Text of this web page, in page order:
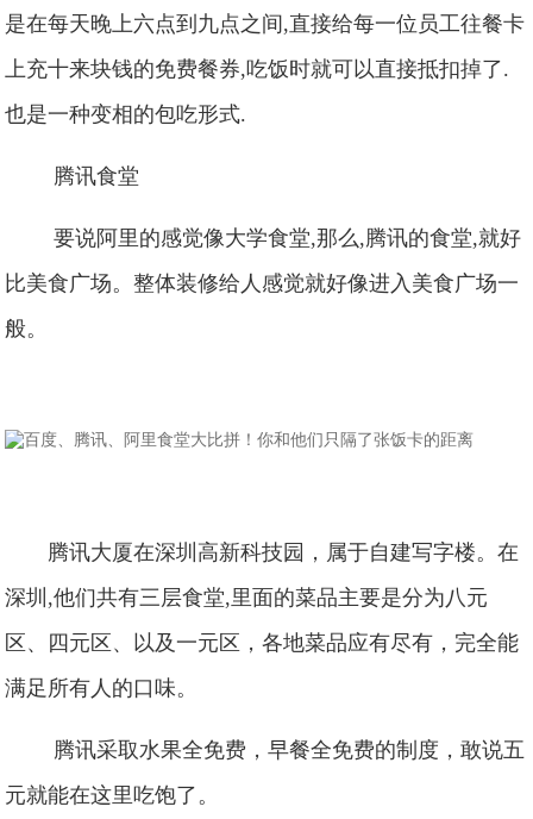
是在每天晚上六点到九点之间,直接给每一位员工往餐卡
上充十来块钱的免费餐券,吃饭时就可以直接抵扣掉了.
也是一种变相的包吃形式.
腾讯食堂
要说阿里的感觉像大学食堂,那么,腾讯的食堂,就好
比美食广场。整体装修给人感觉就好像进入美食广场一
般。
腾讯大厦在深圳高新科技园，属于自建写字楼。在
深圳,他们共有三层食堂,里面的菜品主要是分为八元
区、四元区、以及一元区，各地菜品应有尽有，完全能
满足所有人的口味。
腾讯采取水果全免费，早餐全免费的制度，敢说五
元就能在这里吃饱了。